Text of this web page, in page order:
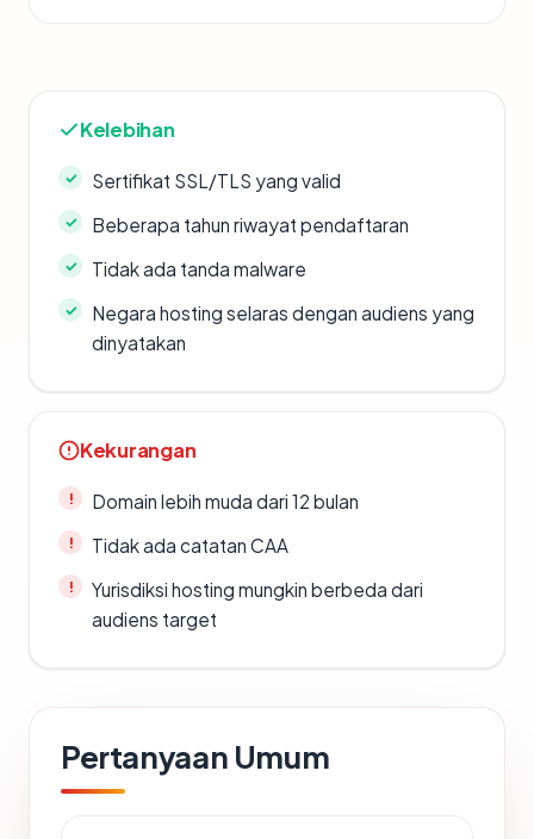
Kelebihan
Sertifikat SSL/TLS yang valid
Beberapa tahun riwayat pendaftaran
Tidak ada tanda malware
Negara hosting selaras dengan audiens yang
dinyatakan
Kekurangan
Domain lebih muda dari 12 bulan
Tidak ada catatan CAA
Yurisdiksi hosting mungkin berbeda dari
audiens target
Pertanyaan Umum